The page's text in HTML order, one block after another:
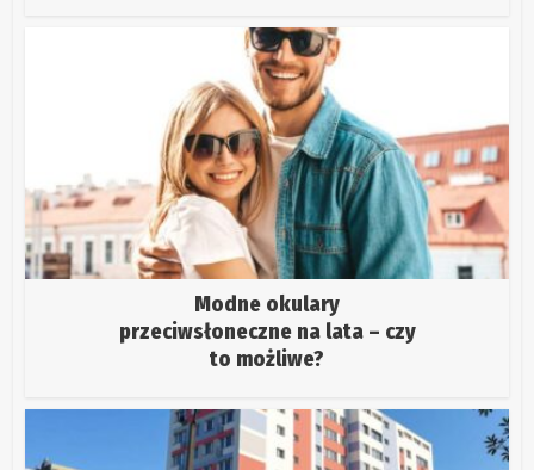
Modne okulary
przeciwsłoneczne na lata – czy
to możliwe?